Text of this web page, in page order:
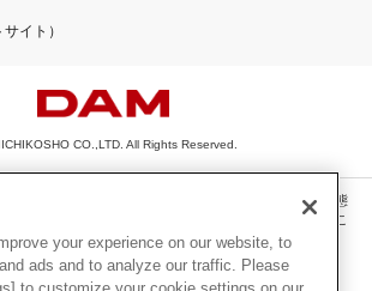
イト）
CO.,LTD. All Rights Reserved.
る一切の文章・画像・写真・動画・音声等を、手段や形態
る範囲を超えて無断で複製、転載、ファイル化などするこ
種によりご利用いただけない場合があります。
your experience on our website, to
ads and to analyze our traffic. Please